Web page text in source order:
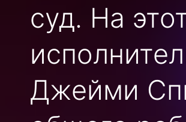
суд. На
Джейми